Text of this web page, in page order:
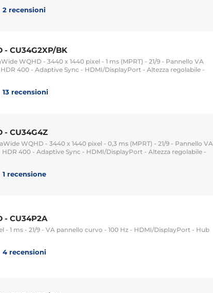
2 recensioni
- CU34G2XP/BK
WQHD - 3440 x 1440 pixel - 1 ms (MPRT) - 21/9 - Pannello VA
400 - Adaptive Sync - HDMI/DisplayPort - Altezza regolabile -
13 recensioni
- CU34G4Z
WQHD - 3440 x 1440 pixel - 0,3 ms (MPRT) - 21/9 - Pannello VA
400 - Adaptive Sync - HDMI/DisplayPort - Altezza regolabile -
1 recensione
- CU34P2A
- 1 ms - 21/9 - VA pannello curvo - 100 Hz - HDMI/DisplayPort - Hub
4 recensioni